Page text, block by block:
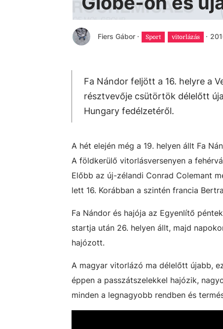
Fiers Gábor · Sport vitorlázás ·
Fa Nándor feljött a 16. helyre a
résztvevője csütörtök délelőtt
Hungary fedélzetéről.
A hét elején még a 19. helyen állt Fa
A földkerülő vitorlásversenyen a
Előbb az új-zélandi Conrad Colemant
lett 16. Korábban a szintén francia
Fa Nándor és hajója az Egyenlítő
startja után 26. helyen állt, majd
hajózott.
A magyar vitorlázó ma délelőtt újabb,
éppen a passzátszelekkel hajózik,
minden a legnagyobb rendben és